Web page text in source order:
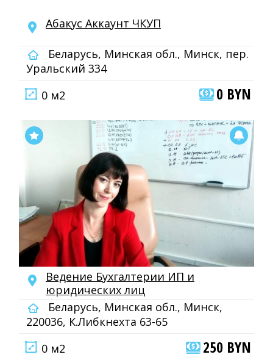
Абакус Аккаунт ЧКУП
Беларусь, Минская обл., Минск, пер.
Уральский 334
0 м2
0 BYN
Ведение Бухгалтерии ИП и
юридических лиц
Беларусь, Минская обл., Минск,
220036, К.Либкнехта 63-65
0 м2
250 BYN